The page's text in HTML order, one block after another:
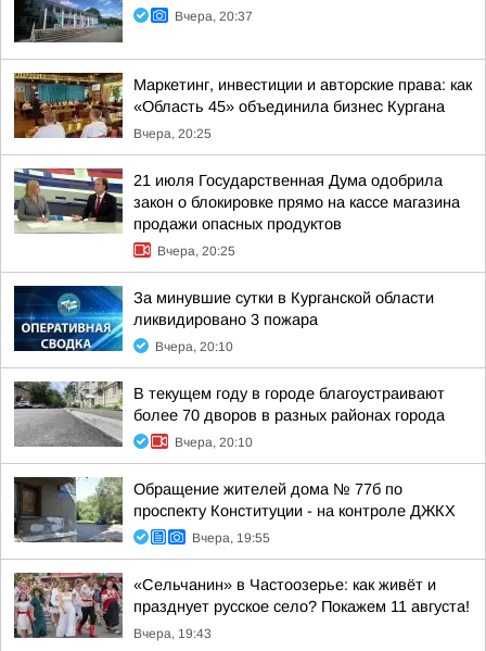
Вчера, 20:37
Маркетинг, инвестиции и авторские права: как
«Область 45» объединила бизнес Кургана
Вчера, 20:25
21 июля Государственная Дума одобрила
закон о блокировке прямо на кассе магазина
продажи опасных продуктов
Вчера, 20:25
За минувшие сутки в Курганской области
ликвидировано 3 пожара
Вчера, 20:10
В текущем году в городе благоустраивают
более 70 дворов в разных районах города
Вчера, 20:10
Обращение жителей дома № 77б по
проспекту Конституции - на контроле ДЖКХ
Вчера, 19:55
«Сельчанин» в Частоозерье: как живёт и
празднует русское село? Покажем 11 августа!
Вчера, 19:43